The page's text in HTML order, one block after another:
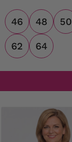
46 48 50
62 64